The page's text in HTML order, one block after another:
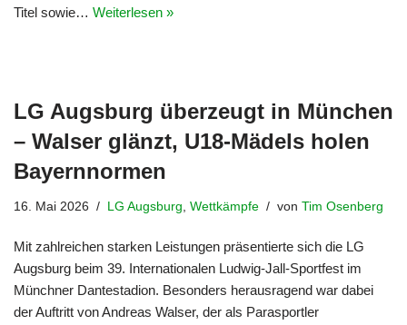
Titel sowie… Weiterlesen »
LG Augsburg überzeugt in München
– Walser glänzt, U18-Mädels holen
Bayernnormen
16. Mai 2026 LG Augsburg Wettkämpfe von Tim Osenberg
Mit zahlreichen starken Leistungen präsentierte sich die LG
Augsburg beim 39. Internationalen Ludwig-Jall-Sportfest im
Münchner Dantestadion. Besonders herausragend war dabei
der Auftritt von Andreas Walser, der als Parasportler